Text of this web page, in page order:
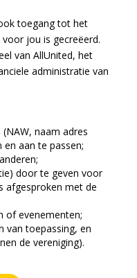
toegang tot het
jou is gecreëerd.
van AllUnited, het
administratie van
naam adres
aan te passen;
door te geven voor
afgesproken met de
of evenementen;
van toepassing, en
de vereniging).